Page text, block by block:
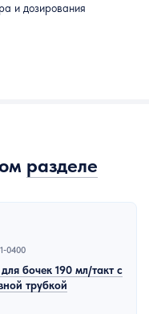
и дозирования
разделе
0400
бочек 190 мл/такт с
трубкой